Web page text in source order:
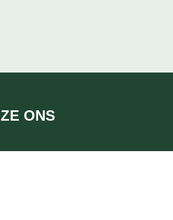
ONS